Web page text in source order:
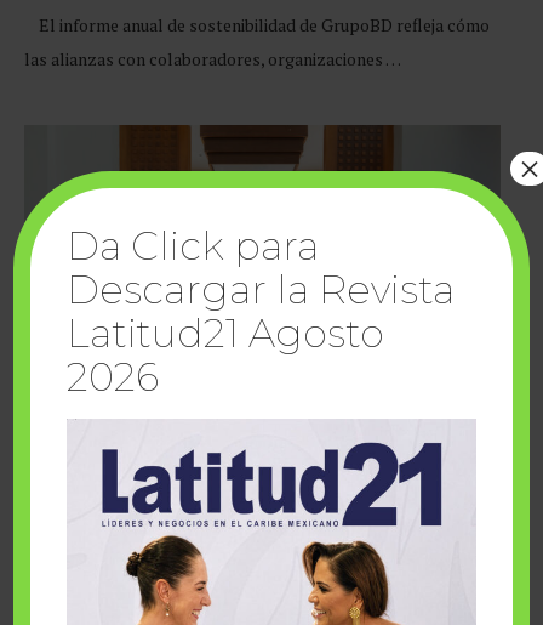
El informe anual de sostenibilidad de GrupoBD refleja cómo
las alianzas con colaboradores, organizaciones …
Cuando la solidaridad inspira; cumplen
sueños Fairmont Mayakoba y Make-A-Wish
Da Click para
Descargar la Revista
Latitud21 Agosto
2026
×